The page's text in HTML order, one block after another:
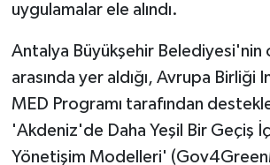
uygulamalar ele alındı.
Antalya Büyükşehir Belediyesi'nin
arasında yer aldığı, Avrupa Birliği
MED Programı tarafından
'Akdeniz'de Daha Yeşil Bir Geçiş
Yönetişim Modelleri'